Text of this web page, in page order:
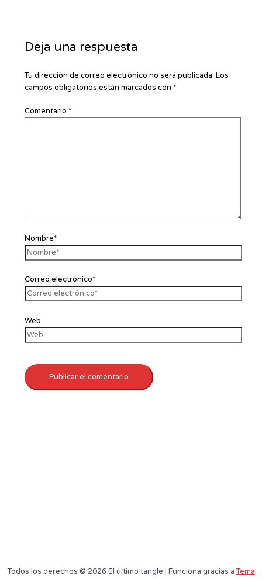
Deja una respuesta
Tu dirección de correo electrónico no será publicada. Los
campos obligatorios están marcados con *
Comentario *
Nombre*
Correo electrónico*
Web
Todos los derechos © 2026 El último tangle | Funciona gracias aTema